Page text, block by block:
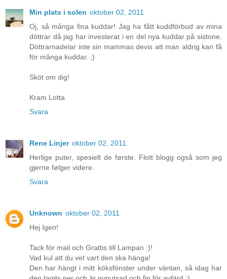
Min plats i solen oktober 02, 2011
Oj, så många fina kuddar! Jag ha fått kuddförbud av mina
döttrar då jag har investerat i en del nya kuddar på sistone.
Döttrarnadelar inte sin mammas devis att man aldrig kan få
för många kuddar. ;)
Sköt om dig!
Kram Lotta
Svara
Rene Linjer oktober 02, 2011
Herlige puter, spesielt de første. Flott blogg også som jeg
gjerne følger videre.
Svara
Unknown oktober 02, 2011
Hej Igen!
Tack för mail och Grattis till Lampan :)!
Vad kul att du vet vart den ska hänga!
Den har hängt i mitt köksfönster under väntan, så idag har